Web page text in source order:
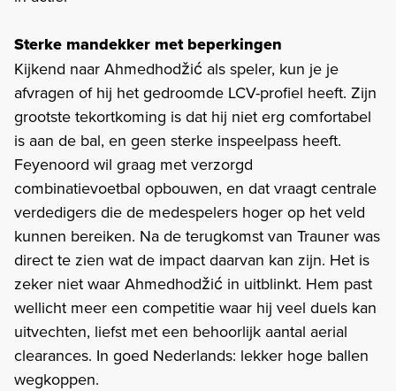
Sterke mandekker met beperkingen
Kijkend naar Ahmedhodžić als speler, kun je je
afvragen of hij het gedroomde LCV-profiel heeft. Zijn
grootste tekortkoming is dat hij niet erg comfortabel
is aan de bal, en geen sterke inspeelpass heeft.
Feyenoord wil graag met verzorgd
combinatievoetbal opbouwen, en dat vraagt centrale
verdedigers die de medespelers hoger op het veld
kunnen bereiken. Na de terugkomst van Trauner was
direct te zien wat de impact daarvan kan zijn. Het is
zeker niet waar Ahmedhodžić in uitblinkt. Hem past
wellicht meer een competitie waar hij veel duels kan
uitvechten, liefst met een behoorlijk aantal aerial
clearances. In goed Nederlands: lekker hoge ballen
wegkoppen.